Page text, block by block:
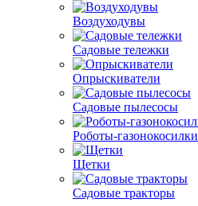
Воздуходувы
Садовые тележки
Опрыскиватели
Садовые пылесосы
Роботы-газонокосилки
Щетки
Садовые тракторы